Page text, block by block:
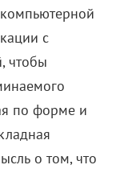
с
чтобы
по форме и
о том, что